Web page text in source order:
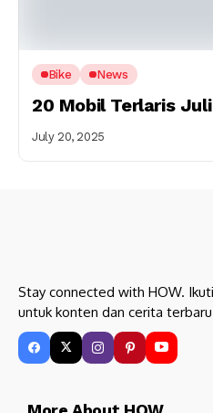
Bike News
20 Mobil Terlaris
July 20, 2025
Stay connected with HOW.
untuk konten dan cerita